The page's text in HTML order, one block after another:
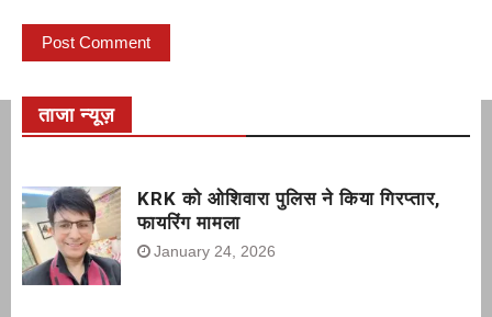
ताजा न्यूज़
KRK को ओशिवारा पुलिस ने किया गिरप्तार,
फायरिंग मामला
January 24, 2026